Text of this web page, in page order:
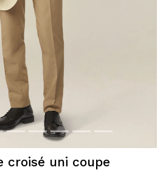
croisé uni coupe